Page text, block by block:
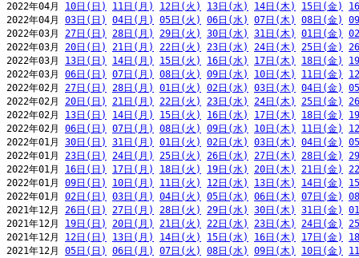
2022年04月 10日(日) 11日(月) 12日(火) 13日(水) 14日(木) 15日(金)
2022年04月 03日(日) 04日(月) 05日(火) 06日(水) 07日(木) 08日(金)
2022年03月 27日(日) 28日(月) 29日(火) 30日(水) 31日(木) 01日(金)
2022年03月 20日(日) 21日(月) 22日(火) 23日(水) 24日(木) 25日(金)
2022年03月 13日(日) 14日(月) 15日(火) 16日(水) 17日(木) 18日(金)
2022年03月 06日(日) 07日(月) 08日(火) 09日(水) 10日(木) 11日(金)
2022年02月 27日(日) 28日(月) 01日(火) 02日(水) 03日(木) 04日(金)
2022年02月 20日(日) 21日(月) 22日(火) 23日(水) 24日(木) 25日(金)
2022年02月 13日(日) 14日(月) 15日(火) 16日(水) 17日(木) 18日(金)
2022年02月 06日(日) 07日(月) 08日(火) 09日(水) 10日(木) 11日(金)
2022年01月 30日(日) 31日(月) 01日(火) 02日(水) 03日(木) 04日(金)
2022年01月 23日(日) 24日(月) 25日(火) 26日(水) 27日(木) 28日(金)
2022年01月 16日(日) 17日(月) 18日(火) 19日(水) 20日(木) 21日(金)
2022年01月 09日(日) 10日(月) 11日(火) 12日(水) 13日(木) 14日(金)
2022年01月 02日(日) 03日(月) 04日(火) 05日(水) 06日(木) 07日(金)
2021年12月 26日(日) 27日(月) 28日(火) 29日(水) 30日(木) 31日(金)
2021年12月 19日(日) 20日(月) 21日(火) 22日(水) 23日(木) 24日(金)
2021年12月 12日(日) 13日(月) 14日(火) 15日(水) 16日(木) 17日(金)
2021年12月 05日(日) 06日(月) 07日(火) 08日(水) 09日(木) 10日(金)